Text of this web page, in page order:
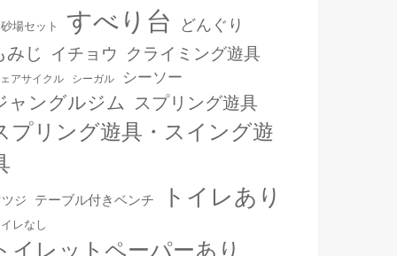
場セット すべり台 どんぐり
みじ イチョウ クライミング遊具
アサイクル シーガル シーソー
ャングルジム スプリング遊具
プリング遊具・スイング遊
ジ テーブル付きベンチ トイレあり
イレなし
イレットペーパーあり